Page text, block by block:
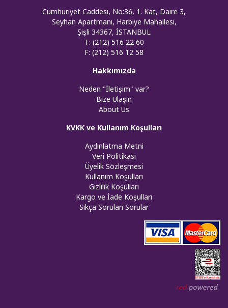
Cumhuriyet Caddesi, No:36, 1. Kat, Daire 3,
Seyhan Apartmanı, Harbiye Mahallesi,
Şişli 34367, İSTANBUL
T: (212) 516 22 60
F: (212) 516 12 58
Hakkımızda
Neden "İletişim" var?
Bize Ulaşın
About Us
KVKK ve Kullanım Koşulları
Aydınlatma Metni
Veri Politikası
Üyelik Sözleşmesi
Kullanım Koşulları
Gizlilik Koşulları
Kargo ve İade Koşulları
Sıkça Sorulan Sorular
Web